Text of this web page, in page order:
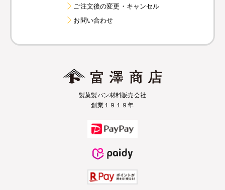
ご注文後の変更・キャンセル
お問い合わせ
製菓製パン材料販売会社
創業１９１９年